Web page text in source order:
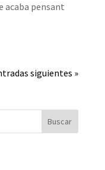
acaba pensant
siguientes »